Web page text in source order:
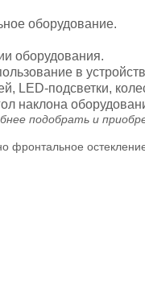
оборудование.
оборудования.
в
LED-подсветки,
наклона
подобрать и
фронтальное